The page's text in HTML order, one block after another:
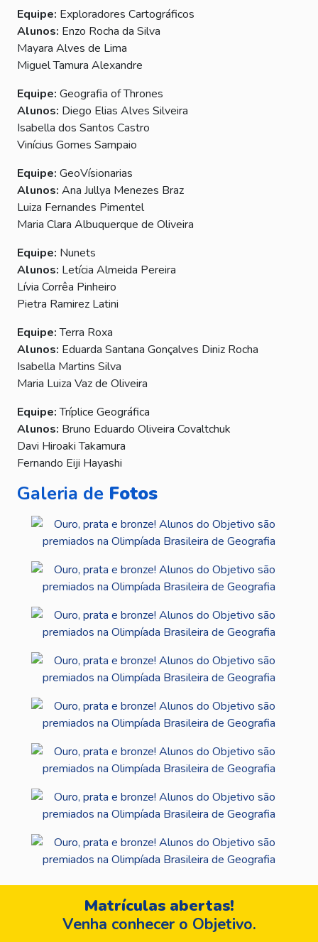
Equipe: Exploradores Cartográficos
Alunos: Enzo Rocha da Silva
Mayara Alves de Lima
Miguel Tamura Alexandre
Equipe: Geografia of Thrones
Alunos: Diego Elias Alves Silveira
Isabella dos Santos Castro
Vinícius Gomes Sampaio
Equipe: GeoVísionarias
Alunos: Ana Jullya Menezes Braz
Luiza Fernandes Pimentel
Maria Clara Albuquerque de Oliveira
Equipe: Nunets
Alunos: Letícia Almeida Pereira
Lívia Corrêa Pinheiro
Pietra Ramirez Latini
Equipe:Terra Roxa
Alunos: Eduarda Santana Gonçalves Diniz Rocha
Isabella Martins Silva
Maria Luiza Vaz de Oliveira
Equipe:Tríplice Geográfica
Alunos: Bruno Eduardo Oliveira Covaltchuk
Davi Hiroaki Takamura
Fernando Eiji Hayashi
Galeria de Fotos
Matrículas abertas!
Venha conhecer o Objetivo.